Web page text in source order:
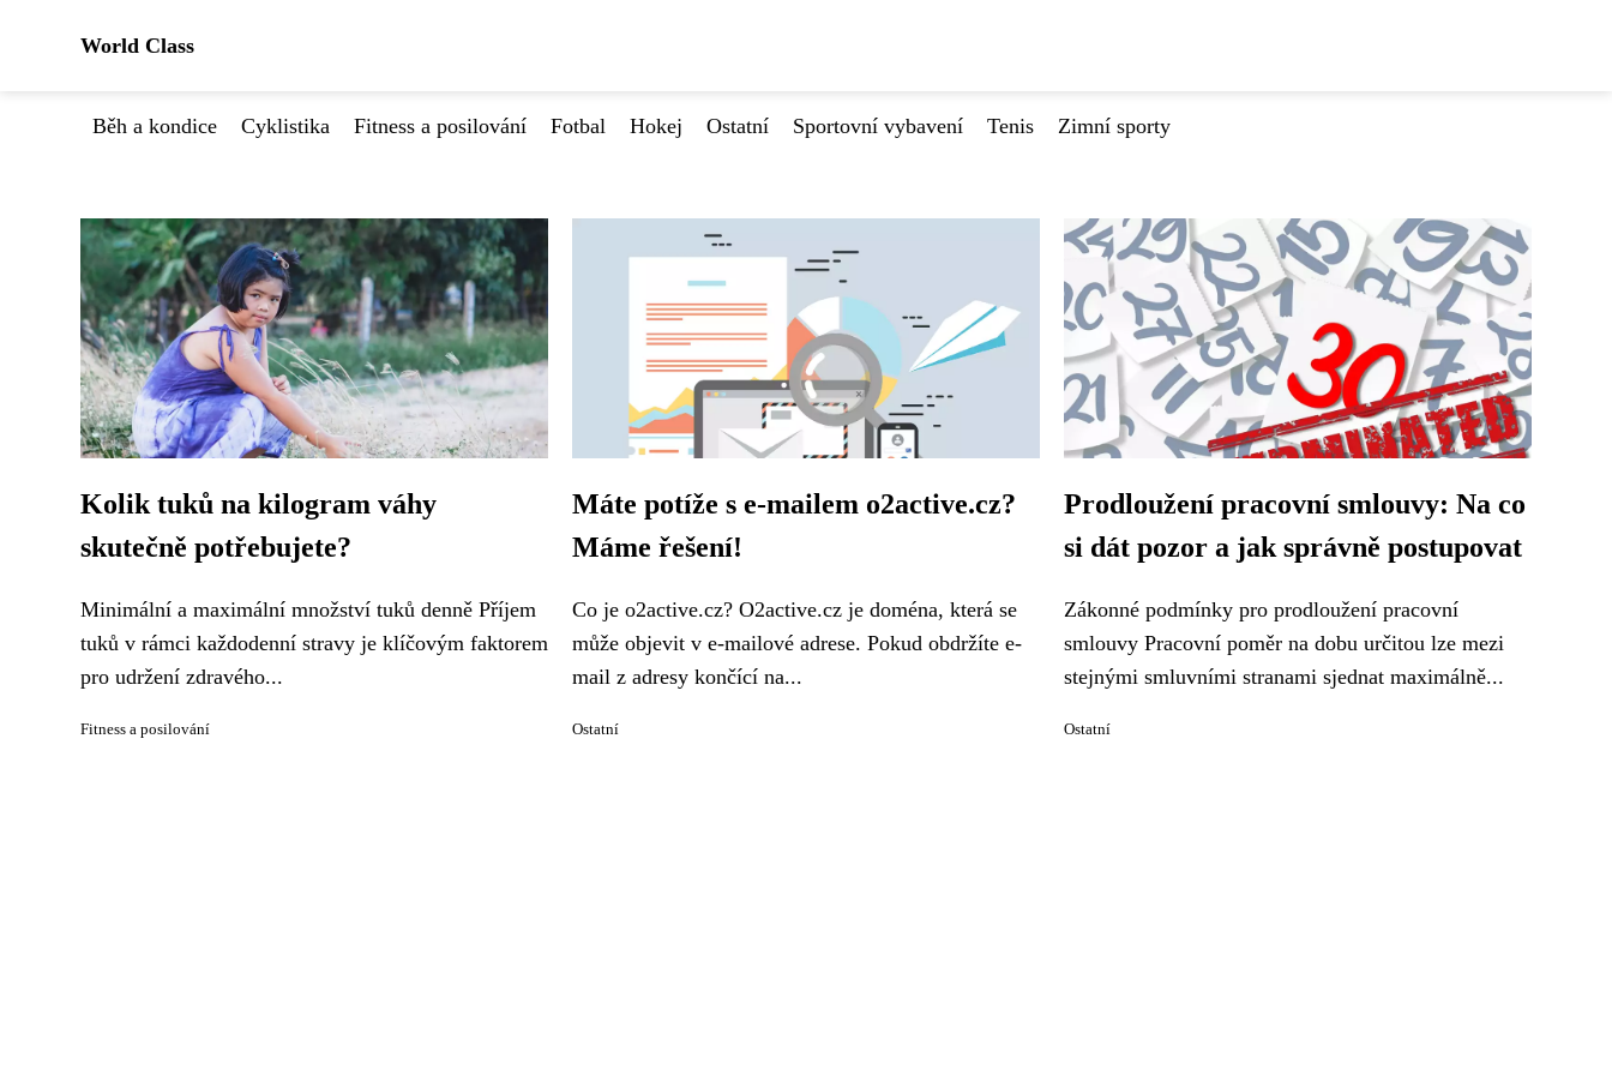
World Class
Běh a kondice Cyklistika Fitness a posilování Fotbal Hokej Ostatní Sportovní vybavení Tenis Zimní sporty
Kolik tuků na kilogram váhy
skutečně potřebujete?
Minimální a maximální množství tuků denně Příjem
tuků v rámci každodenní stravy je klíčovým faktorem
pro udržení zdravého...
Fitness a posilování
Máte potíže s e-mailem o2active.cz?
Máme řešení!
Co je o2active.cz? O2active.cz je doména, která se
může objevit v e-mailové adrese. Pokud obdržíte e-
mail z adresy končící na...
Ostatní
Prodloužení pracovní smlouvy: Na co
si dát pozor a jak správně postupovat
Zákonné podmínky pro prodloužení pracovní
smlouvy Pracovní poměr na dobu určitou lze mezi
stejnými smluvními stranami sjednat maximálně...
Ostatní